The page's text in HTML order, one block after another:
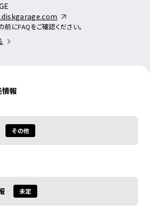
にFAQをご確認ください。
情報
その他
未定